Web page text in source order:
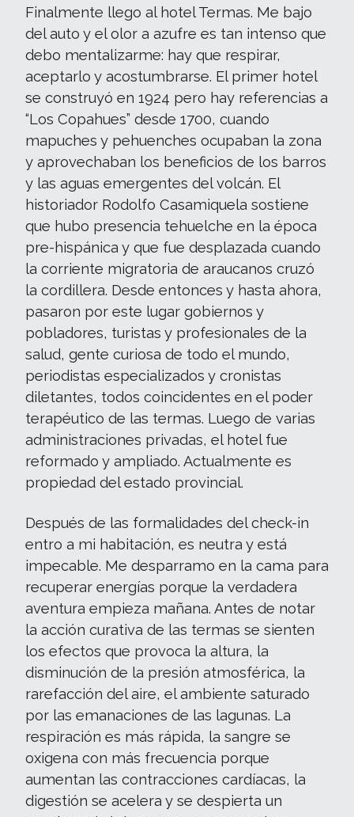
Finalmente llego al hotel Termas. Me bajo
del auto y el olor a azufre es tan intenso que
debo mentalizarme: hay que respirar,
aceptarlo y acostumbrarse. El primer hotel
se construyó en 1924 pero hay referencias a
“Los Copahues” desde 1700, cuando
mapuches y pehuenches ocupaban la zona
y aprovechaban los beneficios de los barros
y las aguas emergentes del volcán. El
historiador Rodolfo Casamiquela sostiene
que hubo presencia tehuelche en la época
pre-hispánica y que fue desplazada cuando
la corriente migratoria de araucanos cruzó
la cordillera. Desde entonces y hasta ahora,
pasaron por este lugar gobiernos y
pobladores, turistas y profesionales de la
salud, gente curiosa de todo el mundo,
periodistas especializados y cronistas
diletantes, todos coincidentes en el poder
terapéutico de las termas. Luego de varias
administraciones privadas, el hotel fue
reformado y ampliado. Actualmente es
propiedad del estado provincial.
Después de las formalidades del check-in
entro a mi habitación, es neutra y está
impecable. Me desparramo en la cama para
recuperar energías porque la verdadera
aventura empieza mañana. Antes de notar
la acción curativa de las termas se sienten
los efectos que provoca la altura, la
disminución de la presión atmosférica, la
rarefacción del aire, el ambiente saturado
por las emanaciones de las lagunas. La
respiración es más rápida, la sangre se
oxigena con más frecuencia porque
aumentan las contracciones cardíacas, la
digestión se acelera y se despierta un